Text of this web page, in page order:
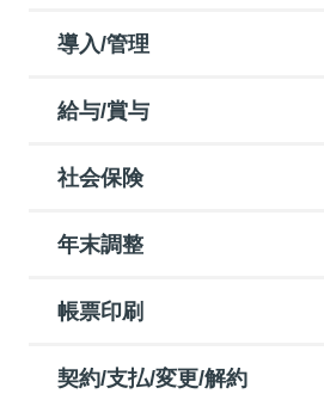
導入/管理
給与/賞与
社会保険
年末調整
帳票印刷
契約/支払/変更/解約